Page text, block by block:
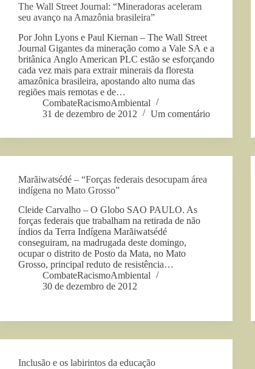
The Wall Street Journal: “Mineradoras aceleram
seu avanço na Amazônia brasileira”
Por John Lyons e Paul Kiernan – The Wall Street
Journal Gigantes da mineração como a Vale SA e a
britânica Anglo American PLC estão se esforçando
cada vez mais para extrair minerais da floresta
amazônica brasileira, apostando alto numa das
regiões mais remotas e de…
CombateRacismoAmbiental
31 de dezembro de 2012
Um comentário
Marãiwatsédé – “Forças federais desocupam área
indígena no Mato Grosso”
Cleide Carvalho – O Globo SAO PAULO. As
forças federais que trabalham na retirada de não
índios da Terra Indígena Marãiwatsédé
conseguiram, na madrugada deste domingo,
ocupar o distrito de Posto da Mata, no Mato
Grosso, principal reduto de resistência…
CombateRacismoAmbiental
30 de dezembro de 2012
Inclusão e os labirintos da educação